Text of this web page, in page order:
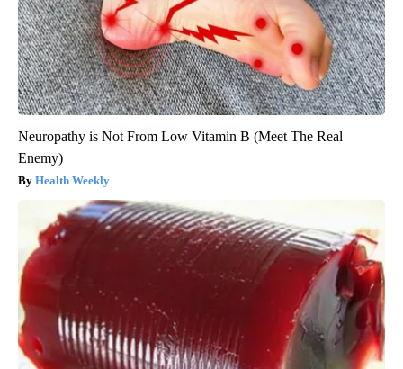
Neuropathy is Not From Low Vitamin B (Meet The Real
Enemy)
Health Weekly